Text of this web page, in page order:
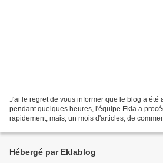
J'ai le regret de vous informer que le blog a été
pendant quelques heures, l'équipe Ekla a
rapidement, mais, un mois d'articles, de
Hébergé par Eklablog